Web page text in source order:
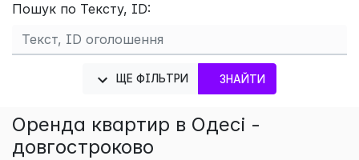
Пошук по Тексту, ID:
ЩЕ ФІЛЬТРИ ЗНАЙТИ
Оренда квартир в Одесі -
довгостроково